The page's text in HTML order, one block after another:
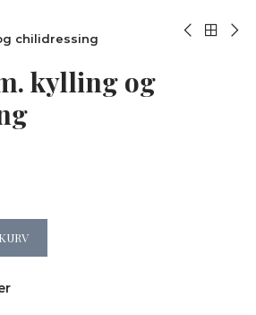
chilidressing
kylling og